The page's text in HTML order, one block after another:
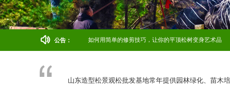
公告： 如何用简单的修剪技巧，让你的平顶松树变身艺术品
山东造型松景观松批发基地常年提供园林绿化、苗木